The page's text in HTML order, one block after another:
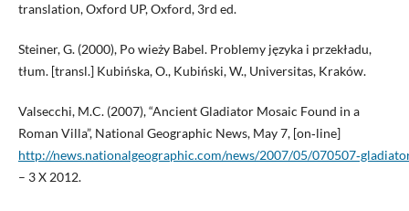
translation, Oxford UP, Oxford, 3rd ed.
Steiner, G. (2000), Po wieży Babel. Problemy języka i przekładu,
tłum. [transl.] Kubińska, O., Kubiński, W., Universitas, Kraków.
Valsecchi, M.C. (2007), “Ancient Gladiator Mosaic Found in a
Roman Villa”, National Geographic News, May 7, [on‑line]
http://news.nationalgeographic.com/news/2007/05/
– 3 X 2012.